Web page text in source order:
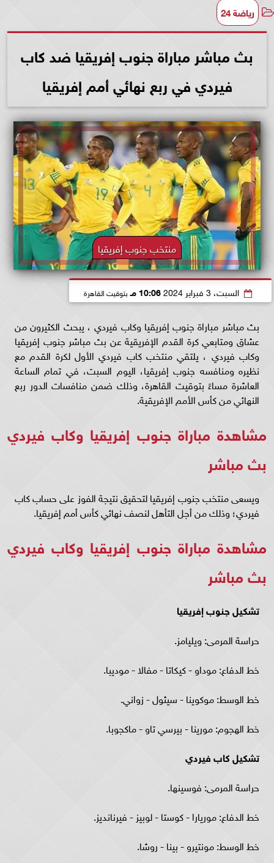
رياضة 24
بث مباشر مباراة جنوب إفريقيا ضد كاب
فيردي في ربع نهائي أمم إفريقيا
منتخب جنوب إفريقيا
السبت، 3 فبراير 2024 10:06 مـ بتوقيت القاهرة
بث مباشر مباراة جنوب إفريقيا وكاب فيردي ، يبحث الكثيرون من
عشاق ومتابعي كرة القدم الإفريقية عن بث مباشر جنوب إفريقيا
وكاب فيردي ، يلتقي منتخب كاب فيردي الأول لكرة القدم مع
نظيره ومنافسه جنوب إفريقيا، اليوم السبت، في تمام الساعة
العاشرة مساءً بتوقيت القاهرة، وذلك ضمن منافسات الدور ربع
النهائي من كأس الأمم الإفريقية.
مشاهدة مباراة جنوب إفريقيا وكاب فيردي
بث مباشر
ويسعى منتخب جنوب إفريقيا لتحقيق نتيجة الفوز على حساب كاب
فيردي؛ وذلك من أجل التأهل لنصف نهائي كأس أمم إفريقيا.
مشاهدة مباراة جنوب إفريقيا وكاب فيردي
بث مباشر
تشكيل جنوب إفريقيا
حراسة المرمى: ويليامز.
خط الدفاع: موداو - كيكاتا - مفالا - موديبا.
خط الوسط: موكوينا - سيثول - زواني.
خط الهجوم: مورينا - بيرسي تاو - ماكجوبا.
تشكيل كاب فيردي
حراسة المرمى: فوسينها.
خط الدفاع: موريارا - كوستا - لوبيز - فيرنانديز.
خط الوسط: مونتيرو - بينا - روشا.